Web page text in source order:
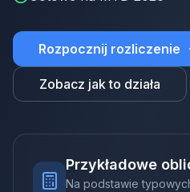
Rozpocznij rozliczenie
Zobacz jak to działa
Przykładowe
Na podstawie